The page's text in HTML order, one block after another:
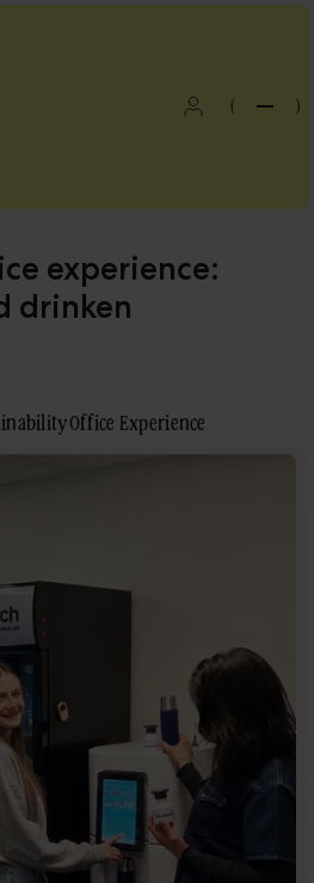
( )
experience:
drinken
Office Experience